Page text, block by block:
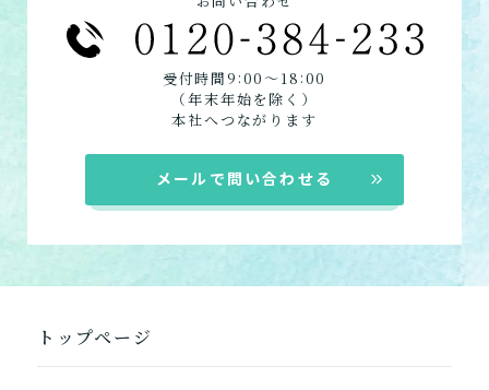
受付時間9 :00〜18 :00
（年末年始を除く）
本社へつながります
メールで問い合わせる
トップページ